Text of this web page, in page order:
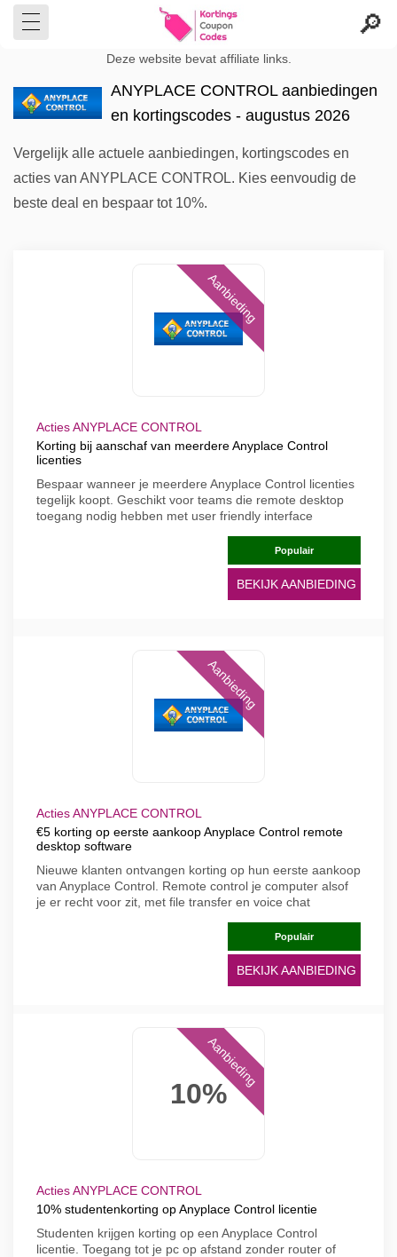
Deze website bevat affiliate links.
ANYPLACE CONTROL aanbiedingen
en kortingscodes - augustus 2026
Vergelijk alle actuele aanbiedingen, kortingscodes en
acties van ANYPLACE CONTROL. Kies eenvoudig de
beste deal en bespaar tot 10%.
Aanbieding
Acties ANYPLACE CONTROL
Korting bij aanschaf van meerdere Anyplace Control
licenties
Bespaar wanneer je meerdere Anyplace Control licenties
tegelijk koopt. Geschikt voor teams die remote desktop
toegang nodig hebben met user friendly interface
Populair
BEKIJK AANBIEDING
Aanbieding
Acties ANYPLACE CONTROL
€5 korting op eerste aankoop Anyplace Control remote
desktop software
Nieuwe klanten ontvangen korting op hun eerste aankoop
van Anyplace Control. Remote control je computer alsof
je er recht voor zit, met file transfer en voice chat
Populair
BEKIJK AANBIEDING
10%
Aanbieding
Acties ANYPLACE CONTROL
10% studentenkorting op Anyplace Control licentie
Studenten krijgen korting op een Anyplace Control
licentie. Toegang tot je pc op afstand zonder router of